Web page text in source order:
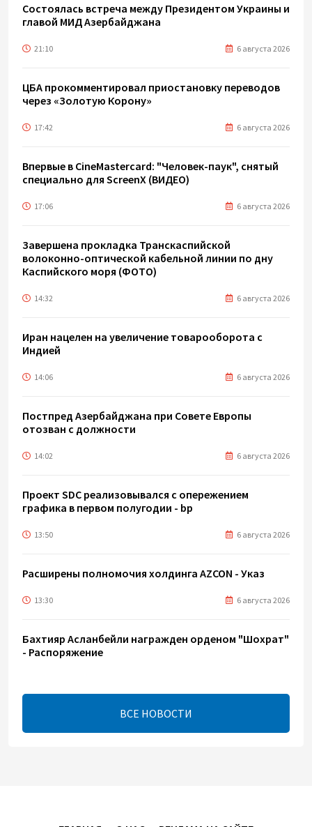
Состоялась встреча между Президентом Украины и
главой МИД Азербайджана
21:10 6 августа 2026
ЦБА прокомментировал приостановку переводов
через «Золотую Корону»
17:42 6 августа 2026
Впервые в CineMastercard: "Человек-паук", снятый
специально для ScreenX (ВИДЕО)
17:06 6 августа 2026
Завершена прокладка Транскаспийской
волоконно-оптической кабельной линии по дну
Каспийского моря (ФОТО)
14:32 6 августа 2026
Иран нацелен на увеличение товарооборота с
Индией
14:06 6 августа 2026
Постпред Азербайджана при Совете Европы
отозван с должности
14:02 6 августа 2026
Проект SDC реализовывался с опережением
графика в первом полугодии - bp
13:50 6 августа 2026
Расширены полномочия холдинга AZCON - Указ
13:30 6 августа 2026
Бахтияр Асланбейли награжден орденом "Шохрат"
- Распоряжение
bp о ходе строительства солнечной
электростанции "Шафаг"
ВСЕ НОВОСТИ